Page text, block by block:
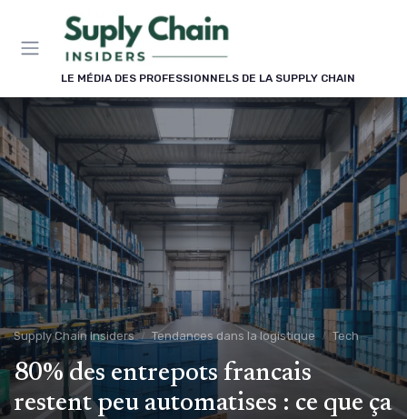
LE MÉDIA DES PROFESSIONNELS DE LA SUPPLY CHAIN
Supply Chain Insiders Tendances dans la logistique Tech
80% des entrepots francais
restent peu automatises : ce que ça
Panneau de gestion des cookies